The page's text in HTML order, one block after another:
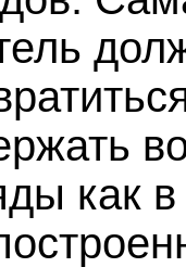
как в